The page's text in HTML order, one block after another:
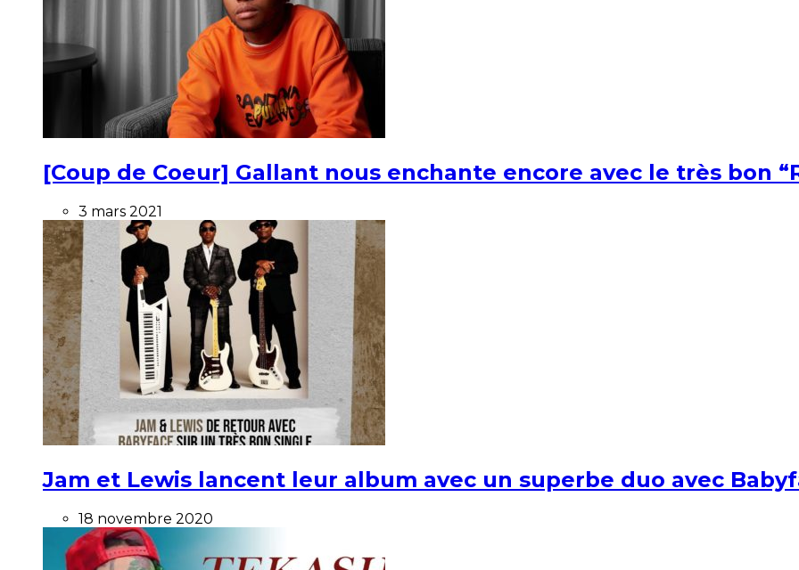
[Coup de Coeur] Gallant nous enchante encore avec le très bon
3 mars 2021
Jam et Lewis lancent leur album avec un superbe duo avec
18 novembre 2020